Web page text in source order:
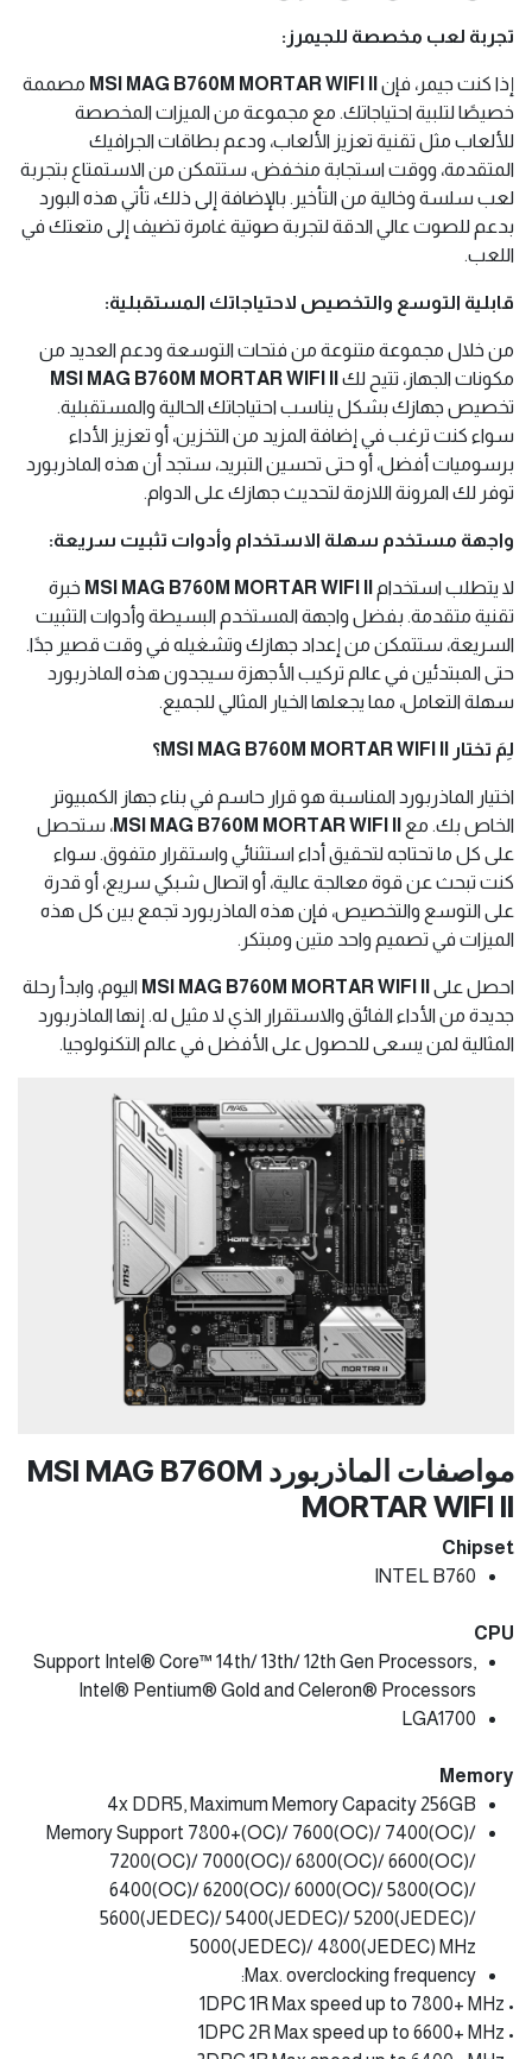
تجربة لعب مخصصة للجيمرز:
إذا كنت جيمر، فإن MSI MAG B760M MORTAR WIFI II مصممة
خصيصًا لتلبية احتياجاتك. مع مجموعة من الميزات المخصصة
للألعاب مثل تقنية تعزيز الألعاب، ودعم بطاقات الجرافيك
المتقدمة، ووقت استجابة منخفض، ستتمكن من الاستمتاع بتجربة
لعب سلسة وخالية من التأخير. بالإضافة إلى ذلك، تأتي هذه البورد
بدعم للصوت عالي الدقة لتجربة صوتية غامرة تضيف إلى متعتك في
اللعب.
قابلية التوسع والتخصيص لاحتياجاتك المستقبلية:
من خلال مجموعة متنوعة من فتحات التوسعة ودعم العديد من
مكونات الجهاز، تتيح لك
MSI MAG B760M MORTAR WIFI II
تخصيص جهازك بشكل يناسب احتياجاتك الحالية والمستقبلية.
سواء كنت ترغب في إضافة المزيد من التخزين، أو تعزيز الأداء
برسوميات أفضل، أو حتى تحسين التبريد، ستجد أن هذه الماذربورد
توفر لك المرونة اللازمة لتحديث جهازك على الدوام.
واجهة مستخدم سهلة الاستخدام وأدوات تثبيت سريعة:
لا يتطلب استخدام MSI MAG B760M MORTAR WIFI II خبرة
تقنية متقدمة. بفضل واجهة المستخدم البسيطة وأدوات التثبيت
السريعة، ستتمكن من إعداد جهازك وتشغيله في وقت قصير جدًا.
حتى المبتدئين في عالم تركيب الأجهزة سيجدون هذه الماذربورد
سهلة التعامل، مما يجعلها الخيار المثالي للجميع.
لِمَ تختار MSI MAG B760M MORTAR WIFI II؟
اختيار الماذربورد المناسبة هو قرار حاسم في بناء جهاز الكمبيوتر
الخاص بك. مع
MSI MAG B760M MORTAR WIFI II، ستحصل
على كل ما تحتاجه لتحقيق أداء استثنائي واستقرار متفوق. سواء
كنت تبحث عن قوة معالجة عالية، أو اتصال شبكي سريع، أو قدرة
على التوسع والتخصيص، فإن هذه الماذربورد تجمع بين كل هذه
الميزات في تصميم واحد متين ومبتكر.
احصل على MSI MAG B760M MORTAR WIFI II اليوم، وابدأ رحلة
جديدة من الأداء الفائق والاستقرار الذي لا مثيل له. إنها الماذربورد
المثالية لمن يسعى للحصول على الأفضل في عالم التكنولوجيا.
مواصفات الماذربورد MSI MAG B760M
MORTAR WIFI II
Chipset
INTEL B760
CPU
Support Intel® Core™ 14th/ 13th/ 12th Gen Processors,
Intel® Pentium® Gold and Celeron® Processors
LGA1700
Memory
4x DDR5, Maximum Memory Capacity 256GB
Memory Support 7800+(OC)/ 7600(OC)/ 7400(OC)/
7200(OC)/ 7000(OC)/ 6800(OC)/ 6600(OC)/
6400(OC)/ 6200(OC)/ 6000(OC)/ 5800(OC)/
5600(JEDEC)/ 5400(JEDEC)/ 5200(JEDEC)/
5000(JEDEC)/ 4800(JEDEC) MHz
Max. overclocking frequency:
• 1DPC 1R Max speed up to 7800+ MHz
• 1DPC 2R Max speed up to 6600+ MHz